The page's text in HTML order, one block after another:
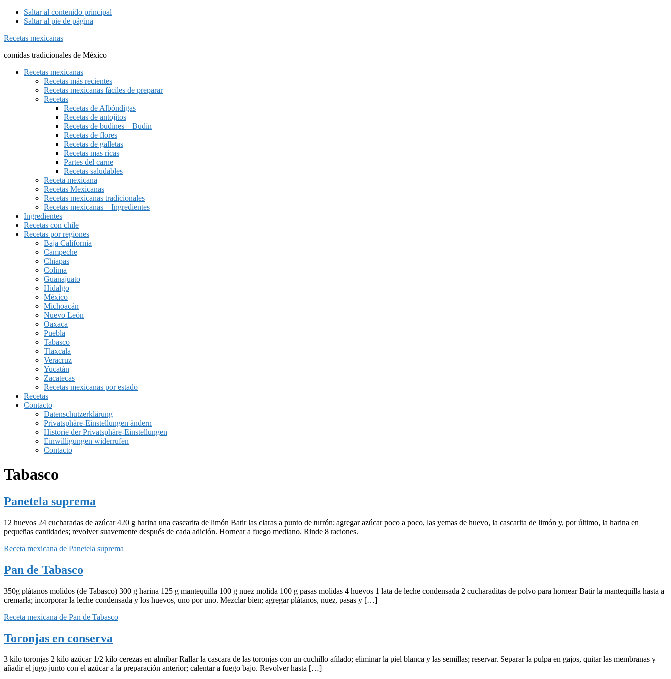
Saltar al contenido principal
Saltar al pie de página
Recetas mexicanas
comidas tradicionales de México
Recetas mexicanas
Recetas más recientes
Recetas mexicanas fáciles de preparar
Recetas
Recetas de Albóndigas
Recetas de antojitos
Recetas de budines – Budín
Recetas de flores
Recetas de galletas
Recetas mas ricas
Partes del carne
Recetas saludables
Receta mexicana
Recetas Mexicanas
Recetas mexicanas tradicionales
Recetas mexicanas – Ingredientes
Ingredientes
Recetas con chile
Recetas por regiones
Baja California
Campeche
Chiapas
Colima
Guanajuato
Hidalgo
México
Michoacán
Nuevo León
Oaxaca
Puebla
Tabasco
Tlaxcala
Veracruz
Yucatán
Zacatecas
Recetas mexicanas por estado
Recetas
Contacto
Datenschutzerklärung
Privatsphäre-Einstellungen ändern
Historie der Privatsphäre-Einstellungen
Einwilligungen widerrufen
Contacto
Tabasco
Panetela suprema
12 huevos 24 cucharadas de azúcar 420 g harina una cascarita de limón Batir las claras a punto de turrón; agregar azúcar poco a poco, las yemas de huevo, la cascarita de limón y, por último, la harina en
pequeñas cantidades; revolver suavemente después de cada adición. Hornear a fuego mediano. Rinde 8 raciones.
Receta mexicana de Panetela suprema
Pan de Tabasco
350g plátanos molidos (de Tabasco) 300 g harina 125 g mantequilla 100 g nuez molida 100 g pasas molidas 4 huevos 1 lata de leche condensada 2 cucharaditas de polvo para hornear Batir la mantequilla hasta a
cremarla; incorporar la leche condensada y los huevos, uno por uno. Mezclar bien; agregar plátanos, nuez, pasas y […]
Receta mexicana de Pan de Tabasco
Toronjas en conserva
3 kilo toronjas 2 kilo azúcar 1/2 kilo cerezas en almíbar Rallar la cascara de las toronjas con un cuchillo afilado; eliminar la piel blanca y las semillas; reservar. Separar la pulpa en gajos, quitar las membranas y
añadir el jugo junto con el azúcar a la preparación anterior; calentar a fuego bajo. Revolver hasta […]